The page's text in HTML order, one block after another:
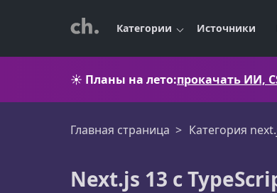
Категории Источники
☀️ Планы на лето:прокачать ИИ,
Главная страница Категория
Next.js 13 с